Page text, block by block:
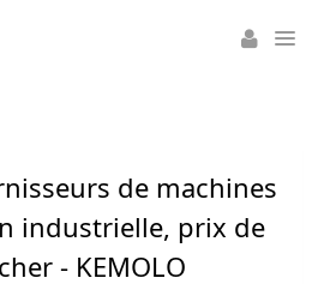
de machines
industrielle, prix de
- KEMOLO